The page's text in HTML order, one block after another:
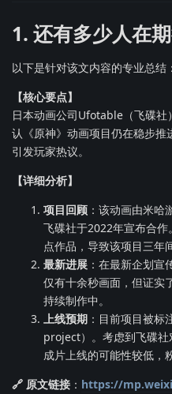
1. 还有多少人在
以下是针对该文内容的专业总结：
【核心要点】
日本动画公司Ufotable（飞碟
认《原神》动画项目仍在稳步推
引发玩家热议。
【详细分析】
项目回顾 ：该动画由米哈
飞碟社于2022年宣布合
点作品，导致该项目三年
最新进展 ：在最新企划
仅有十余秒画面，但证实
持续制作中。
上线预期 ：目前项目被标
project）。考虑到飞碟
成片上线的可能性较低，
🔗 原文链接 ： https://